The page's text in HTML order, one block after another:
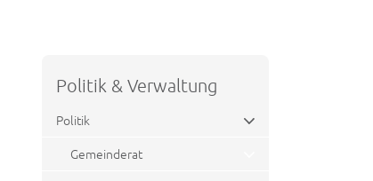
Politik & Verwaltung
Politik
Gemeinderat